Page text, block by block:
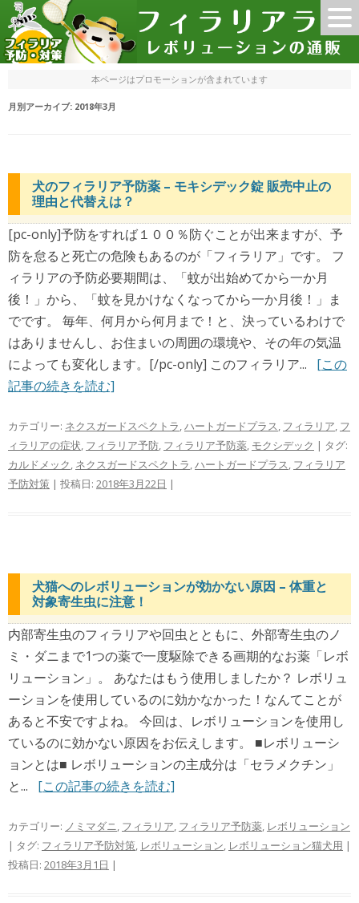
本ページはプロモーションが含まれています
月別アーカイブ: 2018年3月
犬のフィラリア予防薬 – モキシデック錠 販売中止の
理由と代替えは？
[pc-only]予防をすれば１００％防ぐことが出来ますが、予
防を怠ると死亡の危険もあるのが「フィラリア」です。 フ
ィラリアの予防必要期間は、「蚊が出始めてから一か月
後！」から、「蚊を見かけなくなってから一か月後！」ま
でです。 毎年、何月から何月まで！と、決っているわけで
はありませんし、お住まいの周囲の環境や、その年の気温
によっても変化します。[/pc-only] このフィラリア... [この
記事の続きを読む]
カテゴリー: ネクスガードスペクトラ,ハートガードプラス, フィラリア, フ
ィラリアの症状, フィラリア予防, フィラリア予防薬, モクシデック | タグ:
カルドメック, ネクスガードスペクトラ,ハートガードプラス, フィラリア
予防対策 | 投稿日: 2018年3月22日 |
犬猫へのレボリューションが効かない原因 – 体重と
対象寄生虫に注意！
内部寄生虫のフィラリアや回虫とともに、外部寄生虫のノ
ミ・ダニまで1つの薬で一度駆除できる画期的なお薬「レボ
リューション」。 あなたはもう使用しましたか？ レボリュ
ーションを使用しているのに効かなかった！なんてことが
あると不安ですよね。 今回は、レボリューションを使用し
ているのに効かない原因をお伝えします。 ■レボリューシ
ョンとは■ レボリューションの主成分は「セラメクチン」
と... [この記事の続きを読む]
カテゴリー: ノミマダニ, フィラリア, フィラリア予防薬, レボリューション
| タグ: フィラリア予防対策, レボリューション, レボリューション猫犬用 |
投稿日: 2018年3月1日 |